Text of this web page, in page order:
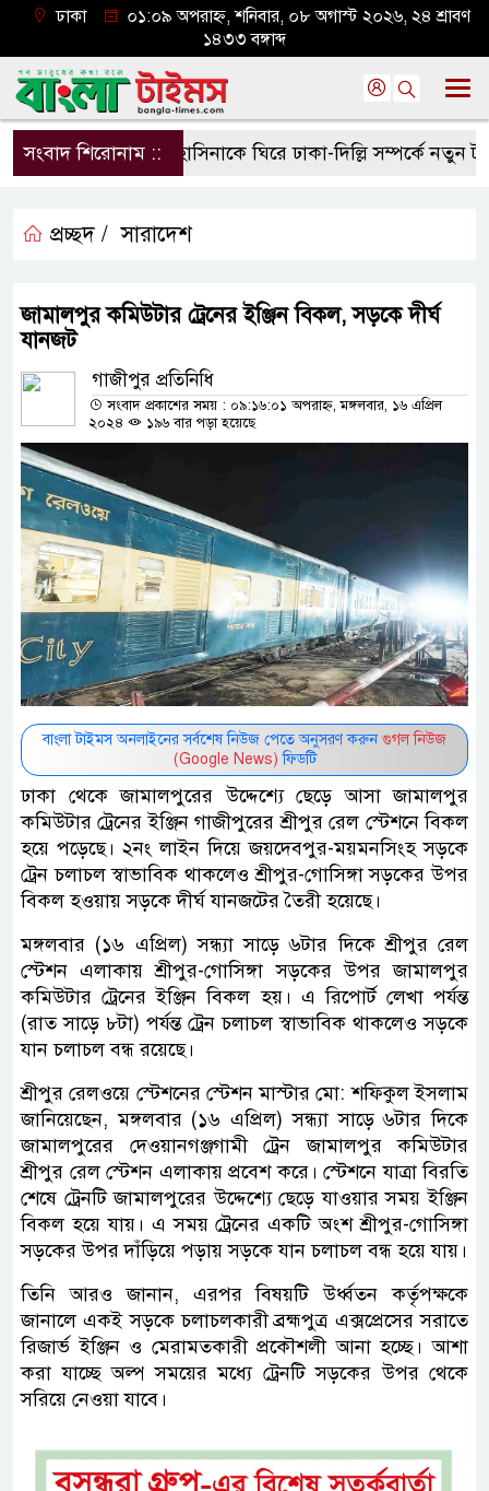
ঢাকা
০১:০৯ অপরাহ্ন, শনিবার, ০৮ অগাস্ট ২০২৬, ২৪ শ্রাবণ
১৪৩৩ বঙ্গাব্দ
সংবাদ শিরোনাম ::হাসিনাকে ঘিরে ঢাকা-দিল্লি সম্পর্কে নতুন
প্রচ্ছদ / সারাদেশ
জামালপুর কমিউটার ট্রেনের ইঞ্জিন বিকল, সড়কে দীর্ঘ
যানজট
গাজীপুর প্রতিনিধি
সংবাদ প্রকাশের সময় : ০৯:১৬:০১ অপরাহ্ন, মঙ্গলবার, ১৬ এপ্রিল
২০২৪
১৯৬ বার পড়া হয়েছে
বাংলা টাইমস অনলাইনের সর্বশেষ নিউজ পেতে অনুসরণ করুন গুগল নিউজ
(Google News) ফিডটি
ঢাকা থেকে জামালপুরের উদ্দেশ্যে ছেড়ে আসা জামালপুর
কমিউটার ট্রেনের ইঞ্জিন গাজীপুরের শ্রীপুর রেল স্টেশনে বিকল
হয়ে পড়েছে। ২নং লাইন দিয়ে জয়দেবপুর-ময়মনসিংহ সড়কে
ট্রেন চলাচল স্বাভাবিক থাকলেও শ্রীপুর-গোসিঙ্গা সড়কের উপর
বিকল হওয়ায় সড়কে দীর্ঘ যানজটের তৈরী হয়েছে।
মঙ্গলবার (১৬ এপ্রিল) সন্ধ্যা সাড়ে ৬টার দিকে শ্রীপুর রেল
স্টেশন এলাকায় শ্রীপুর-গোসিঙ্গা সড়কের উপর জামালপুর
কমিউটার ট্রেনের ইঞ্জিন বিকল হয়। এ রিপোর্ট লেখা পর্যন্ত
(রাত সাড়ে ৮টা) পর্যন্ত ট্রেন চলাচল স্বাভাবিক থাকলেও সড়কে
যান চলাচল বন্ধ রয়েছে।
শ্রীপুর রেলওয়ে স্টেশনের স্টেশন মাস্টার মো: শফিকুল ইসলাম
জানিয়েছেন, মঙ্গলবার (১৬ এপ্রিল) সন্ধ্যা সাড়ে ৬টার দিকে
জামালপুরের দেওয়ানগঞ্জগামী ট্রেন জামালপুর কমিউটার
শ্রীপুর রেল স্টেশন এলাকায় প্রবেশ করে। স্টেশনে যাত্রা বিরতি
শেষে ট্রেনটি জামালপুরের উদ্দেশ্যে ছেড়ে যাওয়ার সময় ইঞ্জিন
বিকল হয়ে যায়। এ সময় ট্রেনের একটি অংশ শ্রীপুর-গোসিঙ্গা
সড়কের উপর দাঁড়িয়ে পড়ায় সড়কে যান চলাচল বন্ধ হয়ে যায়।
তিনি আরও জানান, এরপর বিষয়টি উর্ধ্বতন কর্তৃপক্ষকে
জানালে একই সড়কে চলাচলকারী ব্রহ্মপুত্র এক্সপ্রেসের সরাতে
রিজার্ভ ইঞ্জিন ও মেরামতকারী প্রকৌশলী আনা হচ্ছে। আশা
করা যাচ্ছে অল্প সময়ের মধ্যে ট্রেনটি সড়কের উপর থেকে
সরিয়ে নেওয়া যাবে।